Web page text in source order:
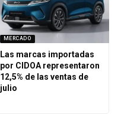
MERCADO
Las marcas importadas
por CIDOA representaron
12,5% de las ventas de
julio